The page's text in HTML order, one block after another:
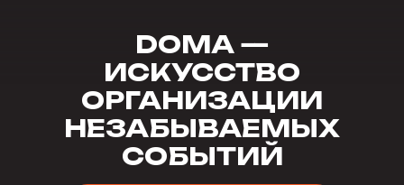
DOMA —
ИСКУССТВО
ОРГАНИЗАЦИИ
НЕЗАБЫВАЕМЫХ
СОБЫТИЙ